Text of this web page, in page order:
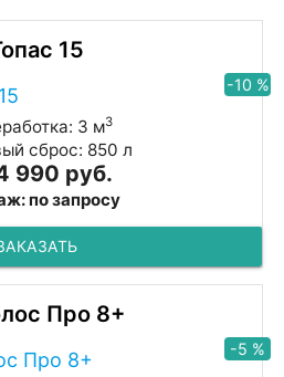
15
-10 %
3 м3
сброс: 850 л
990 руб.
по запросу
Про 8+
-5 %